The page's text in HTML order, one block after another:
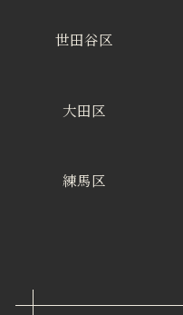
世田谷区
大田区
練馬区